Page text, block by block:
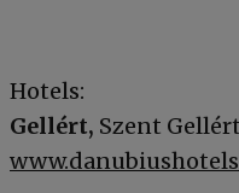
Hotels:
Gellért, Szent